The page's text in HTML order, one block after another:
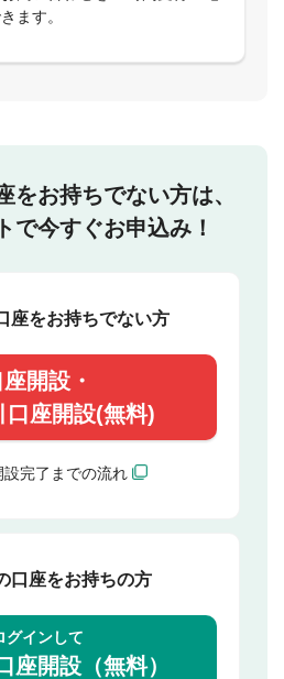
ます。
をお持ちでない方は、
で今すぐお申込み！
座をお持ちでない方
座開設・
口座開設(無料)
設完了までの流れ
口座をお持ちの方
グインして
座開設（無料）